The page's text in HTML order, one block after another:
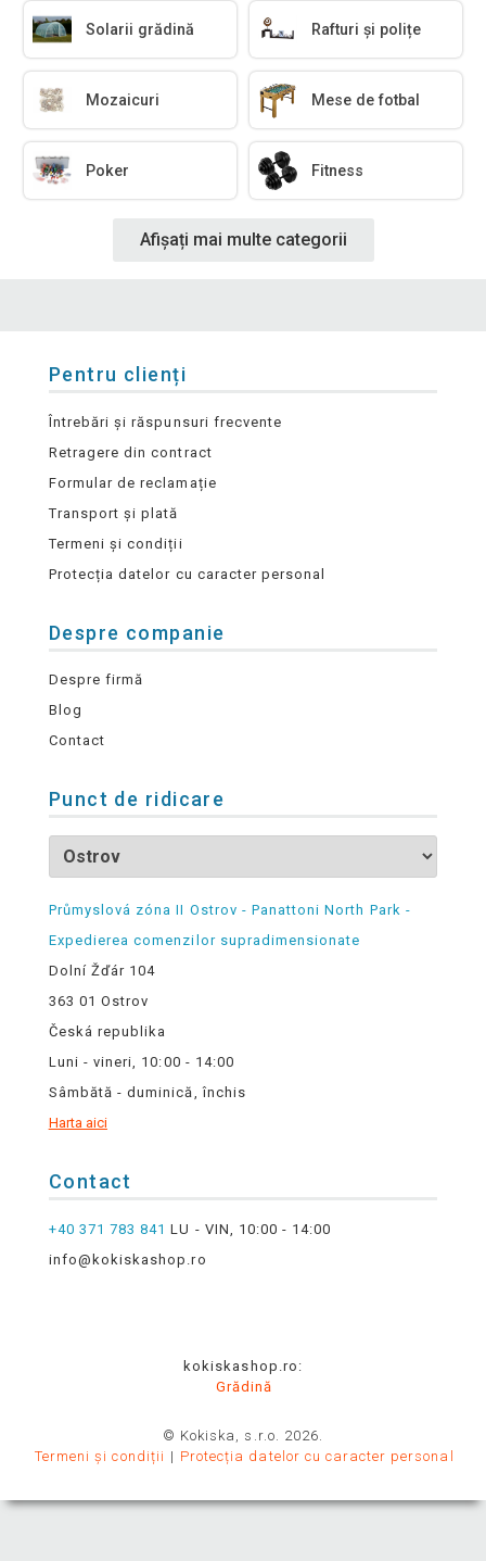
Solarii grădină Rafturi și polițe
Mozaicuri Mese de fotbal
Poker Fitness
Afișați mai multe categorii
Pentru clienți
Întrebări și răspunsuri frecvente
Retragere din contract
Formular de reclamație
Transport și plată
Termeni și condiții
Protecția datelor cu caracter personal
Despre companie
Despre firmă
Blog
Contact
Punct de ridicare
Průmyslová zóna II Ostrov - Panattoni North Park -
Expedierea comenzilor supradimensionate
Dolní Žďár 104
363 01 Ostrov
Česká republika
Luni - vineri, 10:00 - 14:00
Sâmbătă - duminică, închis
Harta aici
Contact
+40 371 783 841 LU - VIN, 10:00 - 14:00
info@kokiskashop.ro
kokiskashop.ro:
Grădină
© Kokiska, s.r.o. 2026.
Termeni și condiții
Protecția datelor cu caracter personal